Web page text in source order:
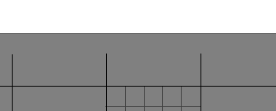
の図は ROI の頂点を含むピクセルと、そのピク